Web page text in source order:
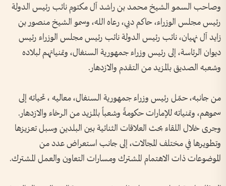
وصاحب السمو الشيخ محمد بن راشد آل مكتوم نائب رئيس الدولة
رئيس مجلس الوزراء، حاكم دبي، رعاه الله، وسمو الشيخ منصور بن
زايد آل نهيان، نائب رئيس الدولة نائب رئيس مجلس الوزراء رئيس
ديوان الرئاسة، إلى رئيس وزراء جمهورية السنغال، وتمنياتهم لبلاده
وشعبه الصديق بالمزيد من التقدم والازدهار.
من جانبه، حمّل رئيس وزراء جمهورية السنغال، معاليه ، تحياته إلى
سموهم، وتمنياته للإمارات حكومةً وشعباً بالمزيد من الرخاء والازدهار.
وجرى خلال اللقاء بحث العلاقات الثنائية بين البلدين وسبل تعزيزها
وتطويرها في مختلف المجالات، إلى جانب استعراض عدد من
الموضوعات ذات الاهتمام المشترك ومسارات التعاون والعمل المشترك.